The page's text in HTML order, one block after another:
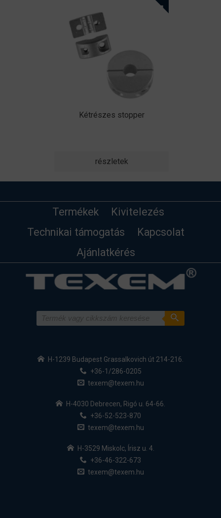
Kétrészes stopper
részletek
Termékek
Kivitelezés
Technikai támogatás
Kapcsolat
Ajánlatkérés
H-1239 Budapest Grassalkovich út 214-216.
+36-1/286-0205
texem@texem.hu
H-4030 Debrecen, Rigó u. 64-66.
+36-52-523-870
texem@texem.hu
H-3529 Miskolc, Írisz u. 4.
+36-46-322-673
texem@texem.hu